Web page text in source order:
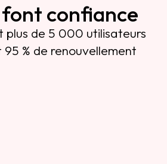
font confiance
plus de 5 000 utilisateurs
% de renouvellement